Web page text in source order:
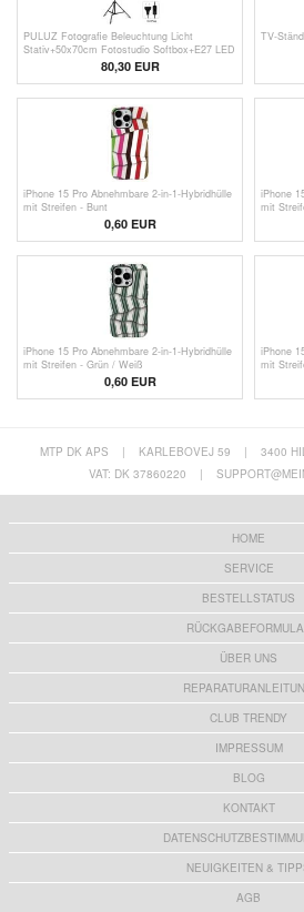
PULUZ Fotografie Beleuchtung Licht
Stativ+50x70cm Fotostudio Softbox+E27 LED
Lampe Glühbirne - EU Stecker
80,30 EUR
TV-
iPhone 15 Pro Abnehmbare 2-in-1-Hybridhülle
mit Streifen - Bunt
0,60EUR
iPhone
mit
iPhone 15 Pro Abnehmbare 2-in-1-Hybridhülle
mit Streifen - Grün / Weiß
0,60EUR
iPhone
mit
MTP DK APS | KARLEBOVEJ 59 | 3400
VAT: DK 37860220
|
HOME
SERVICE
BESTELLSTATUS
ÜBER UNS
CLUB TRENDY
IMPRESSUM
BLOG
KONTAKT
NEUIGKEITEN &
AGB